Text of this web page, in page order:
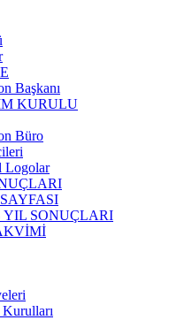
Başkanı
KURULU
Büro
Logolar
YIL SONUÇLARI